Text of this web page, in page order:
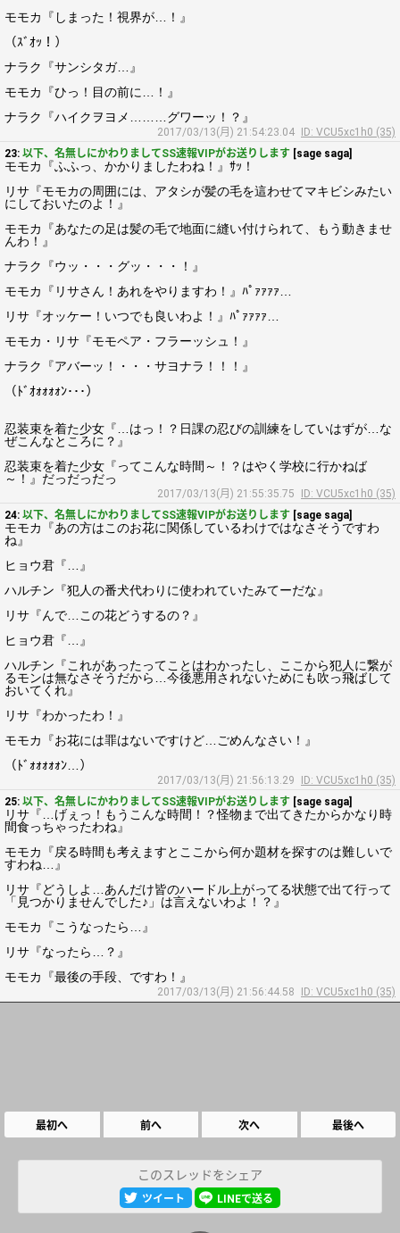
モモカ『しまった！視界が…！』
（ｽﾞｵｯ！）
ナラク『サンシタガ…』
モモカ『ひっ！目の前に…！』
ナラク『ハイクヲヨメ………グワーッ！？』
2017/03/13(月) 21:54:23.04
ID: VCU5xc1h0 (35)
23: 以下、名無しにかわりましてSS速報VIPがお送りします [sage saga]
モモカ『ふふっ、かかりましたわね！』ｻｯ！
リサ『モモカの周囲には、アタシが髪の毛を這わせてマキビシみたい
にしておいたのよ！』
モモカ『あなたの足は髪の毛で地面に縫い付けられて、もう動きませ
んわ！』
ナラク『ウッ・・・グッ・・・！』
モモカ『リサさん！あれをやりますわ！』ﾊﾟｧｧｧｧ…
リサ『オッケー！いつでも良いわよ！』ﾊﾟｧｧｧｧ…
モモカ・リサ『モモペア・フラーッシュ！』
ナラク『アバーッ！・・・サヨナラ！！！』
（ﾄﾞｵｫｫｫｫﾝ･･･）
忍装束を着た少女『…はっ！？日課の忍びの訓練をしていはずが…な
ぜこんなところに？』
忍装束を着た少女『ってこんな時間～！？はやく学校に行かねば
～！』だっだっだっ
2017/03/13(月) 21:55:35.75
ID: VCU5xc1h0 (35)
24: 以下、名無しにかわりましてSS速報VIPがお送りします [sage saga]
モモカ『あの方はこのお花に関係しているわけではなさそうですわ
ね』
ヒョウ君『…』
ハルチン『犯人の番犬代わりに使われていたみてーだな』
リサ『んで…この花どうするの？』
ヒョウ君『…』
ハルチン『これがあったってことはわかったし、ここから犯人に繋が
るモンは無なさそうだから…今後悪用されないためにも吹っ飛ばして
おいてくれ』
リサ『わかったわ！』
モモカ『お花には罪はないですけど…ごめんなさい！』
（ﾄﾞｫｫｫｫｫﾝ…）
2017/03/13(月) 21:56:13.29
ID: VCU5xc1h0 (35)
25: 以下、名無しにかわりましてSS速報VIPがお送りします [sage saga]
リサ『…げぇっ！もうこんな時間！？怪物まで出てきたからかなり時
間食っちゃったわね』
モモカ『戻る時間も考えますとここから何か題材を探すのは難しいで
すわね…』
リサ『どうしよ…あんだけ皆のハードル上がってる状態で出て行って
「見つかりませんでした♪」は言えないわよ！？』
モモカ『こうなったら…』
リサ『なったら…？』
モモカ『最後の手段、ですわ！』
2017/03/13(月) 21:56:44.58 ID: VCU5xc1h0 (35)
最初へ 前へ 次へ 最後へ
このスレッドをシェア
ツイート LINEで送る